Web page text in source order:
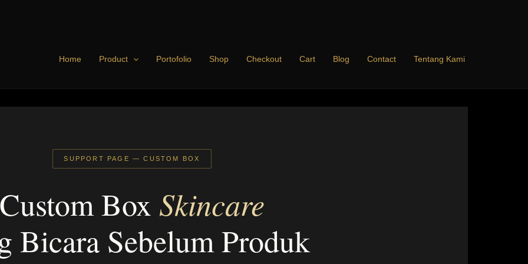
Home Product Portofolio Shop Checkout Cart Blog Contact Tentang Kami
SUPPORT PAGE — CUSTOM BOX
Custom Box Skincare
Bicara Sebelum Produk